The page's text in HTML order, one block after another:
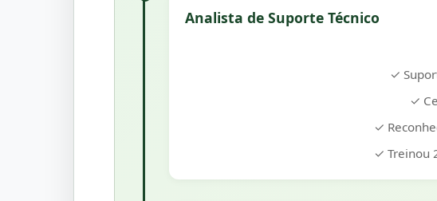
Analista de Suporte Técnico
✓
✓
✓
✓ Treinou